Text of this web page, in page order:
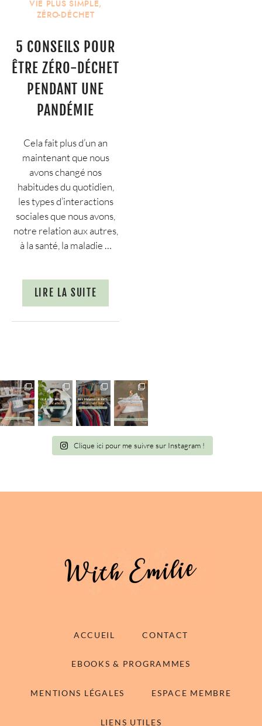
VIE PLUS SIMPLE,
ZÉRO-DÉCHET
5 CONSEILS POUR
ÊTRE ZÉRO-DÉCHET
PENDANT UNE
PANDÉMIE
Cela fait plus d’un an
maintenant que nous
avons changé nos
habitudes du quotidien,
les types d’interactions
sociales que nous avons,
notre relation aux autres,
à la santé, la maladie …
LIRE LA SUITE
Clique ici pour me suivre sur Instagram !
ACCUEIL CONTACT
EBOOKS & PROGRAMMES
MENTIONS LÉGALES ESPACE MEMBRE
LIENS UTILES